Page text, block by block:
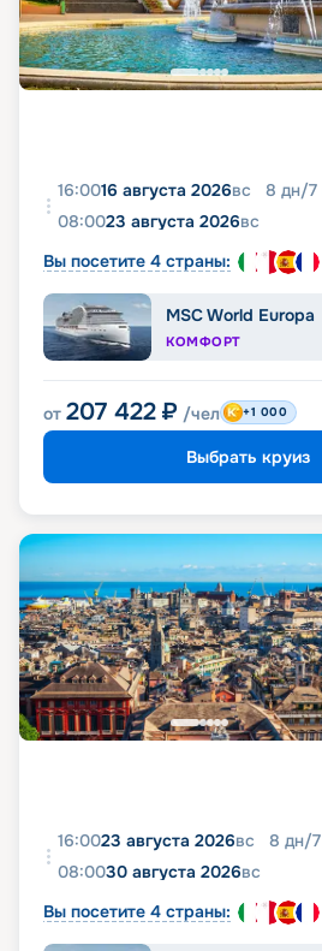
16:0016 августа 2026вс 8 дн/7
08:0023 августа 2026вс
Вы посетите 4 страны:
MSC World Europa
КОМФОРТ
от 207 422 ₽ /чел +1 000
Выбрать круиз
16:0023 августа 2026вс 8 дн/7
08:0030 августа 2026вс
Вы посетите 4 страны: